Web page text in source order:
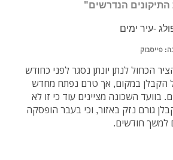
התיקונים הנדרשים"
-עיר ימים
פייסבוק
הכחול לנתן יונתן נסגר לפני כחודש
הקבלן במקום, אך טרם נפתח מחדש
בוועד השכונה מציינים עוד כי זו לא
גורם נזק באזור, וכי בעבר הופסקה
למשך חודשים.